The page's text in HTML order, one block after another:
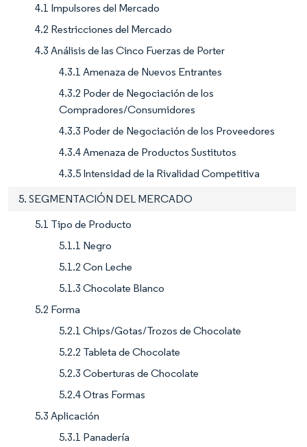
4.1 Impulsores del Mercado
4.2 Restricciones del Mercado
4.3 Análisis de las Cinco Fuerzas de Porter
4.3.1 Amenaza de Nuevos Entrantes
4.3.2 Poder de Negociación de los
Compradores/Consumidores
4.3.3 Poder de Negociación de los Proveedores
4.3.4 Amenaza de Productos Sustitutos
4.3.5 Intensidad de la Rivalidad Competitiva
5. SEGMENTACIÓN DEL MERCADO
5.1 Tipo de Producto
5.1.1 Negro
5.1.2 Con Leche
5.1.3 Chocolate Blanco
5.2 Forma
5.2.1 Chips/Gotas/Trozos de Chocolate
5.2.2 Tableta de Chocolate
5.2.3 Coberturas de Chocolate
5.2.4 Otras Formas
5.3 Aplicación
5.3.1 Panadería